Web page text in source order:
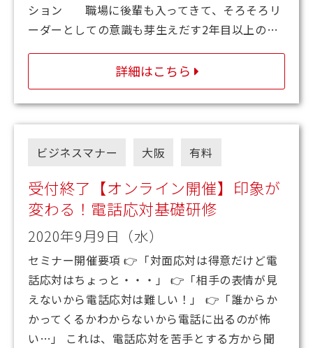
ション 職場に後輩も入ってきて、そろそろリ
ーダーとしての意識も芽生えだす2年目以上の…
詳細はこちら
ビジネスマナー 大阪 有料
受付終了【オンライン開催】印象が
変わる！電話応対基礎研修
2020年9月9日（水）
セミナー開催要項 👉「対面応対は得意だけど電
話応対はちょっと・・・」 👉「相手の表情が見
えないから電話応対は難しい！」 👉「誰からか
かってくるかわからないから電話に出るのが怖
い…」 これは、電話応対を苦手とする方から聞